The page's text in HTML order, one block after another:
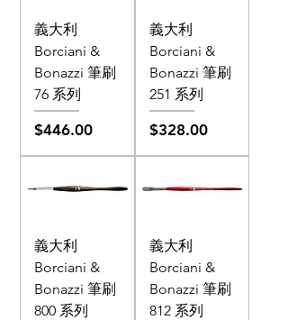
義大利
Borciani &
Bonazzi 筆刷
76 系列
價格
$446.00
義大利
Borciani &
Bonazzi 筆刷
251 系列
價格
$328.00
義大利
Borciani &
Bonazzi 筆刷
800 系列
義大利
Borciani &
Bonazzi 筆刷
812 系列